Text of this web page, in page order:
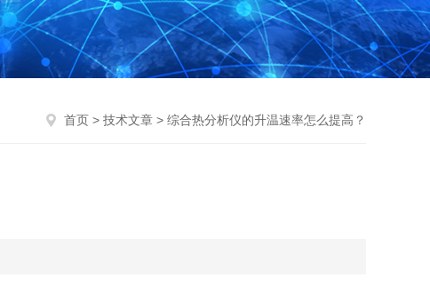
首页 > 技术文章 > 综合热分析仪的升温速率怎么提高？